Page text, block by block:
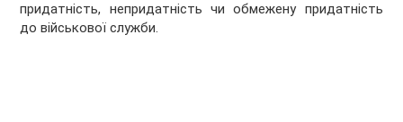
придатність, непридатність чи обмежену придатність
до військової служби.